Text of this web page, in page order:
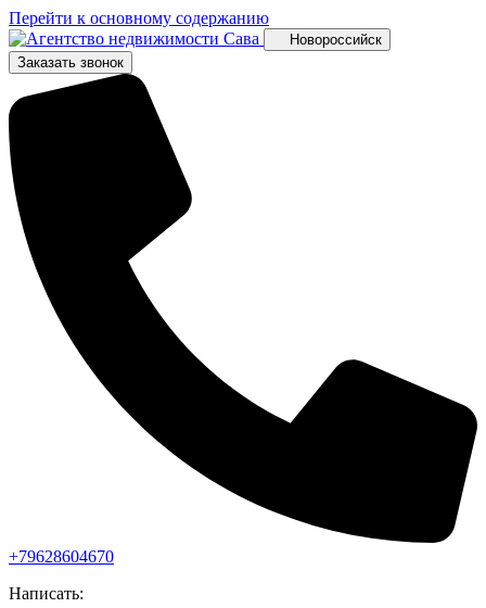
Перейти к основному содержанию
Новороссийск
Заказать звонок
+79628604670
Написать: